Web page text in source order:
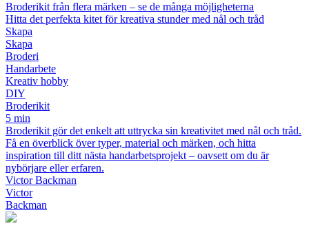
Broderikit från flera märken – se de många möjligheterna
Hitta det perfekta kitet för kreativa stunder med nål och tråd
Skapa
Skapa
Broderi
Handarbete
Kreativ hobby
DIY
Broderikit
5 min
Broderikit gör det enkelt att uttrycka sin kreativitet med nål och tråd.
Få en överblick över typer, material och märken, och hitta
inspiration till ditt nästa handarbetsprojekt – oavsett om du är
nybörjare eller erfaren.
Victor Backman
Victor
Backman